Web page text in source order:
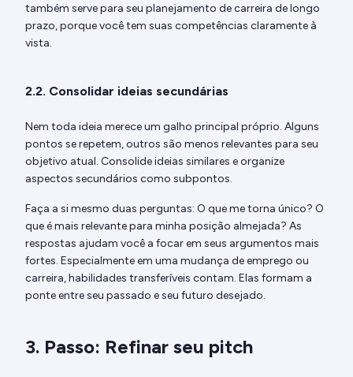
também serve para seu planejamento de carreira de longo
prazo, porque você tem suas competências claramente à
vista.
2.2. Consolidar ideias secundárias
Nem toda ideia merece um galho principal próprio. Alguns
pontos se repetem, outros são menos relevantes para seu
objetivo atual. Consolide ideias similares e organize
aspectos secundários como subpontos.
Faça a si mesmo duas perguntas: O que me torna único? O
que é mais relevante para minha posição almejada? As
respostas ajudam você a focar em seus argumentos mais
fortes. Especialmente em uma mudança de emprego ou
carreira, habilidades transferíveis contam. Elas formam a
ponte entre seu passado e seu futuro desejado.
3. Passo: Refinar seu pitch